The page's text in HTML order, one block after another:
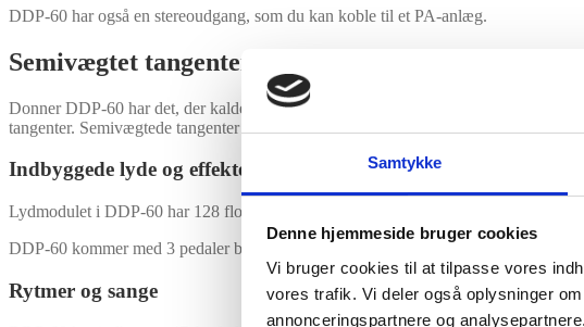
Samtykke
Denne hjemmeside bruger cookies
Vi bruger cookies til at tilpasse vores
vores trafik. Vi deler også oplysninger
annonceringspartnere og
DDP-60 har også en stereoudgang, som du kan koble til et PA-anlæg.
Semivægtet tangenter
Donner DDP-60 har det, der kaldes semivægtet tangenter. Semivægtet betyder, at
tangenter. Semivægtede tangenter er lette at starte med, når man begynder at spille
Indbyggede lyde og effekter
Lydmodulet i DDP-60 har 128 flotte lyde med helt almindelige klaverlyde, samt et
DDP-60 kommer med 3 pedaler bestående af sustain pedal, damper og sostenuto.
Rytmer og sange